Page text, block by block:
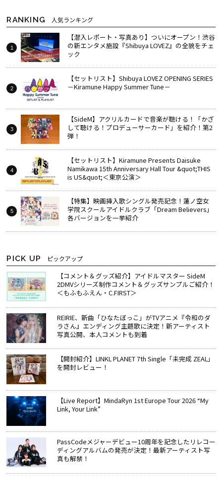
RANKING 人気ランキング
【潜入レポート・写真あり】ついにオープン！渋谷
の新エンタメ施設『Shibuya LOVEZ』の全貌をチェ
ック
【セットリスト】Shibuya LOVEZ OPENING SERIES
－Kiramune Happy Summer Tune－
【SideM】アクリルカードで音楽が聴ける！「かざ
して聴ける！プロデューサーカード」を紹介！第2
弾！
【セットリスト】Kiramune Presents Daisuke
Namikawa 15th Anniversary Hall Tour &quot;THIS
is US&quot;＜東京公演＞
【特集】映画挿入歌シングル発売記念！蓮ノ空女
学院スクールアイドルクラブ「Dream Believers」
各バージョンを一挙紹介
PICK UP ピックアップ
【コメント＆グッズ紹介】アイドルマスター SideM
2DMVシリーズ制作コメント＆グッズサンプルご紹介！
＜もふもふえん・C.FIRST＞
REIRIE、新曲「ひなたぼっこ」がTVアニメ『令和のダ
ラさん』エンディング主題歌に決定！新アーティスト
写真公開、本人コメントも到着
【開封紹介】LINKL PLANET 7th Single「未完成 ZEAL」
を開封レビュー！
【Live Report】MindaRyn 1st Europe Tour 2026 “My
Link, Your Link”
PassCodeメジャーデビュー10周年を記念したリレコー
ディングアルバムの発売が決定！最新アーティスト写
真も解禁！